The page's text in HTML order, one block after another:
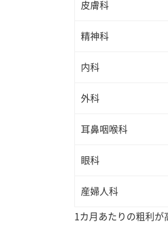
皮膚科
精神科
内科
外科
耳鼻咽喉科
眼科
産婦人科
1カ月あたりの粗利